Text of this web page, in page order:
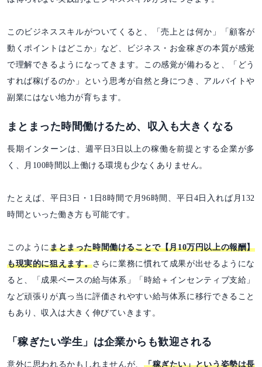
このビジネススキルがついてくると、「売上とは何か」「顧客が
動くポイントはどこか」など、ビジネス・お金稼ぎの本質が感覚
で理解できるようになってきます。この感覚が備わると、「どう
すれば稼げるのか」という思考が自然と身につき、アルバイトや
副業にはない地力が育ちます。
まとまった時間働けるため、収入も大きくなる
長期インターンは、週平日3日以上の稼働を前提とする企業が多
く、月100時間以上働ける環境も少なくありません。
たとえば、平日3日・1日8時間で月96時間、平日4日入れば月132
時間といった働き方も可能です。
このようにまとまった時間働けることで【月10万円以上の報酬】
も現実的に狙えます。さらに業務に慣れて成果が出せるようにな
ると、「成果ベースの給与体系」「時給＋インセンティブ支給」
など頑張りが真っ当に評価されやすい給与体系に移行できること
もあり、収入は大きく伸びていきます。
「稼ぎたい学生」は企業からも歓迎される
意外に思われるかもしれませんが、 「稼ぎたい」という姿勢は長